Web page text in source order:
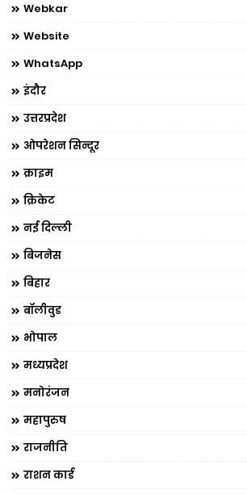
Webkar
Website
WhatsApp
इंदौर
उत्तरप्रदेश
ओपरेशन सिन्दूर
क्राइम
क्रिकेट
नई दिल्ली
बिजनेस
बिहार
बॉलीवुड
भोपाल
मध्यप्रदेश
मनोरंजन
महापुरुष
राजनीति
राशन कार्ड